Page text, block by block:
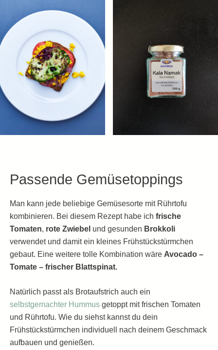
Passende Gemüsetoppings
Man kann jede beliebige Gemüsesorte mit Rührtofu
kombinieren. Bei diesem Rezept habe ich frische
Tomaten, rote Zwiebel und gesunden Brokkoli
verwendet und damit ein kleines Frühstückstürmchen
gebaut. Eine weitere tolle Kombination wäre Avocado –
Tomate – frischer Blattspinat.
Natürlich passt als Brotaufstrich auch ein
selbstgemachter Hummus getoppt mit frischen Tomaten
und Rührtofu. Wie du siehst kannst du dein
Frühstückstürmchen individuell nach deinem Geschmack
aufbauen und genießen.